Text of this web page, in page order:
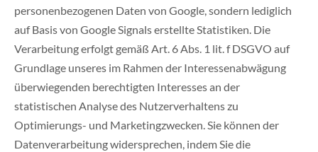
personenbezogenen Daten von Google, sondern lediglich
auf Basis von Google Signals erstellte Statistiken. Die
Verarbeitung erfolgt gemäß Art. 6 Abs. 1 lit. f DSGVO auf
Grundlage unseres im Rahmen der Interessenabwägung
überwiegenden berechtigten Interesses an der
statistischen Analyse des Nutzerverhaltens zu
Optimierungs- und Marketingzwecken. Sie können der
Datenverarbeitung widersprechen, indem Sie die